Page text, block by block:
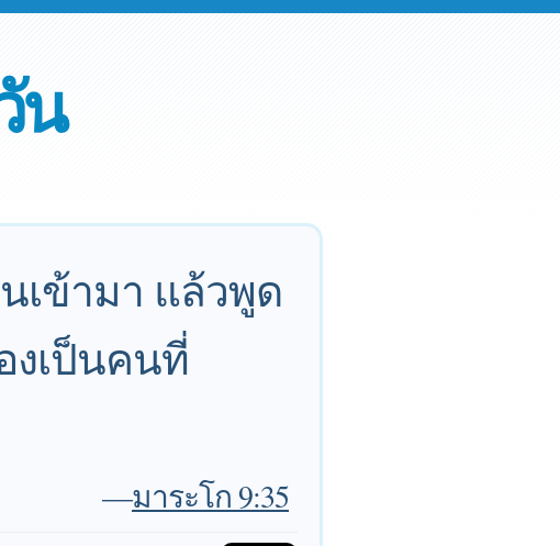
น
เข้ามา แล้วพูด
งเป็นคนที่
—มาระโก 9:35